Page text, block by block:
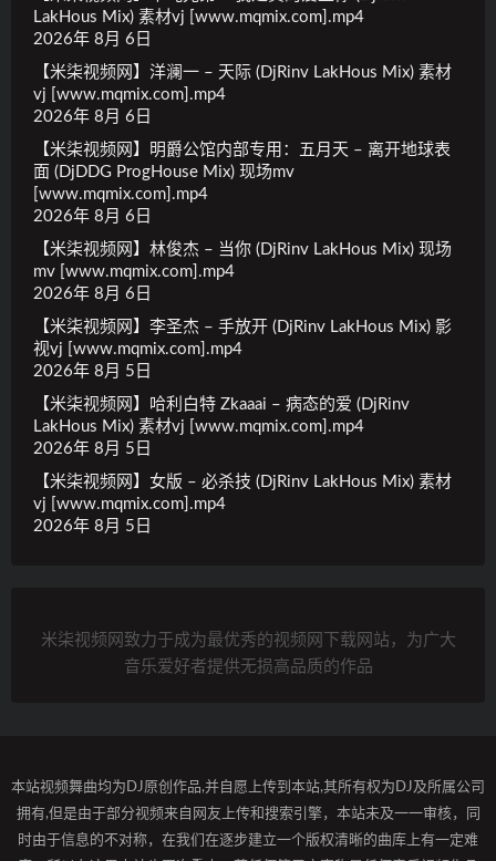
LakHous Mix) 素材vj [www.mqmix.com].mp4
2026年 8月 6日
【米柒视频网】洋澜一 – 天际 (DjRinv LakHous Mix) 素材
vj [www.mqmix.com].mp4
2026年 8月 6日
【米柒视频网】明爵公馆内部专用：五月天 – 离开地球表
面 (DjDDG ProgHouse Mix) 现场mv
[www.mqmix.com].mp4
2026年 8月 6日
【米柒视频网】林俊杰 – 当你 (DjRinv LakHous Mix) 现场
mv [www.mqmix.com].mp4
2026年 8月 6日
【米柒视频网】李圣杰 – 手放开 (DjRinv LakHous Mix) 影
视vj [www.mqmix.com].mp4
2026年 8月 5日
【米柒视频网】哈利白特 Zkaaai – 病态的爱 (DjRinv
LakHous Mix) 素材vj [www.mqmix.com].mp4
2026年 8月 5日
【米柒视频网】女版 – 必杀技 (DjRinv LakHous Mix) 素材
vj [www.mqmix.com].mp4
2026年 8月 5日
米柒视频网致力于成为最优秀的视频网下载网站，为广大
音乐爱好者提供无损高品质的作品
本站视频舞曲均为DJ原创作品,并自愿上传到本站,其所有权为DJ及所属公司
拥有,但是由于部分视频来自网友上传和搜索引擎，本站未及一一审核，同
时由于信息的不对称，在我们在逐步建立一个版权清晰的曲库上有一定难